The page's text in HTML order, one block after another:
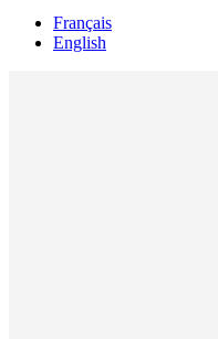
Français
English